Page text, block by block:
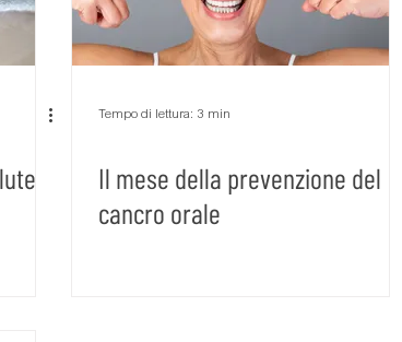
Tempo di lettura: 3 min
Il mese della prevenzione del
cancro orale